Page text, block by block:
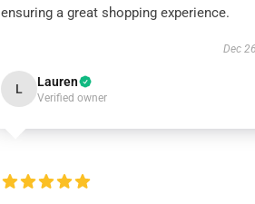
ensuring a great shopping experience.
Dec
L Lauren
Verified owner